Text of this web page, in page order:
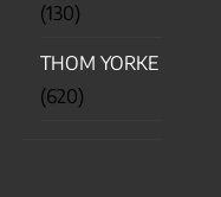
(130)
THOM YORKE
(620)